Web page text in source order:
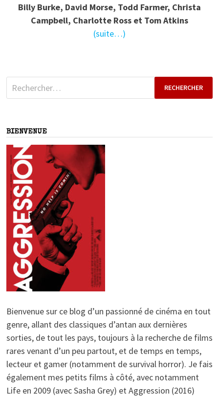
Billy Burke, David Morse, Todd Farmer, Christa
Campbell, Charlotte Ross et Tom Atkins
(suite…)
Rechercher :
BIENVENUE
Bienvenue sur ce blog d’un passionné de cinéma en tout
genre, allant des classiques d’antan aux dernières
sorties, de tout les pays, toujours à la recherche de films
rares venant d’un peu partout, et de temps en temps,
lecteur et gamer (notamment de survival horror). Je fais
également mes petits films à côté, avec notamment
Life en 2009 (avec Sasha Grey) et Aggression (2016)